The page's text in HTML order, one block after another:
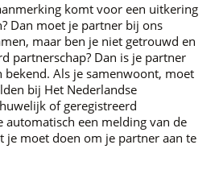
komt voor een uitkering
Dan moet je partner bij ons
maar ben je niet getrouwd en
partnerschap? Dan is je partner
Als je samenwoont, moet
bij Het Nederlandse
of geregistreerd
automatisch een melding van de
je moet doen om je partner aan te